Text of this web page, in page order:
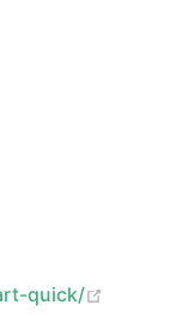
quick/